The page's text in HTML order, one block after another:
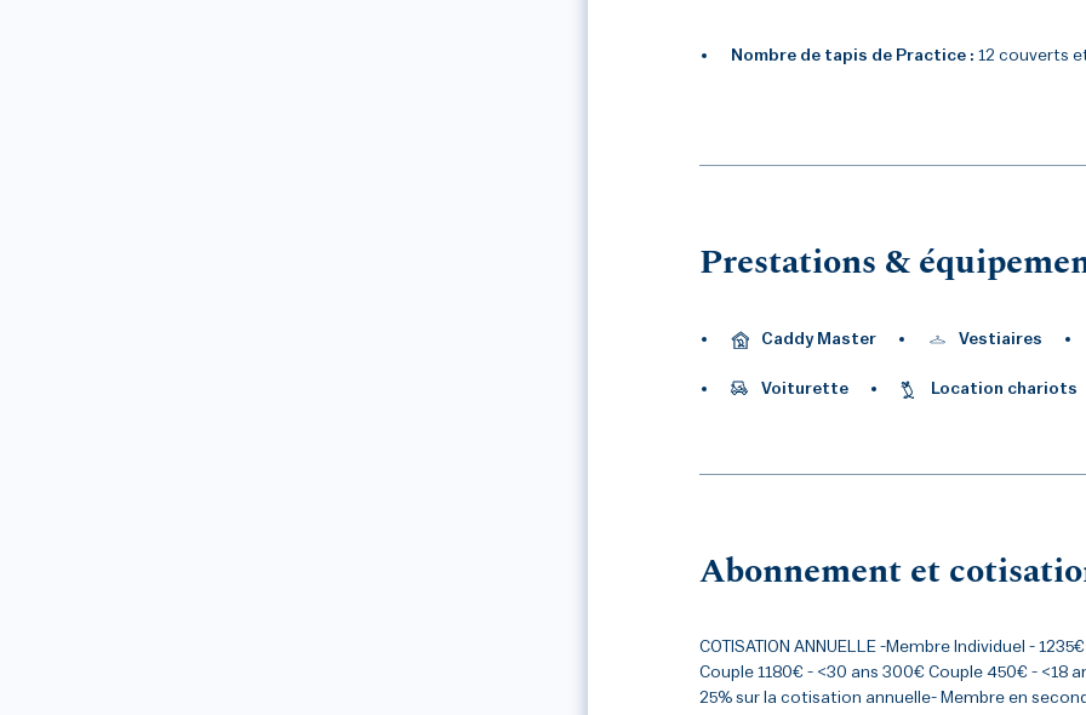
1/3
Nombre de tapis de Practice :12 couverts
Prestations &
Caddy Master Vestiaires
Voiturette Location chariots
Abonnement et
COTISATION ANNUELLE -Membre Individuel -
Couple 1180€ - <30 ans 300€ Couple 450€ - <18
25% sur la cotisation annuelle- Membre en